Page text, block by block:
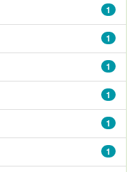
1
1
1
1
1
1